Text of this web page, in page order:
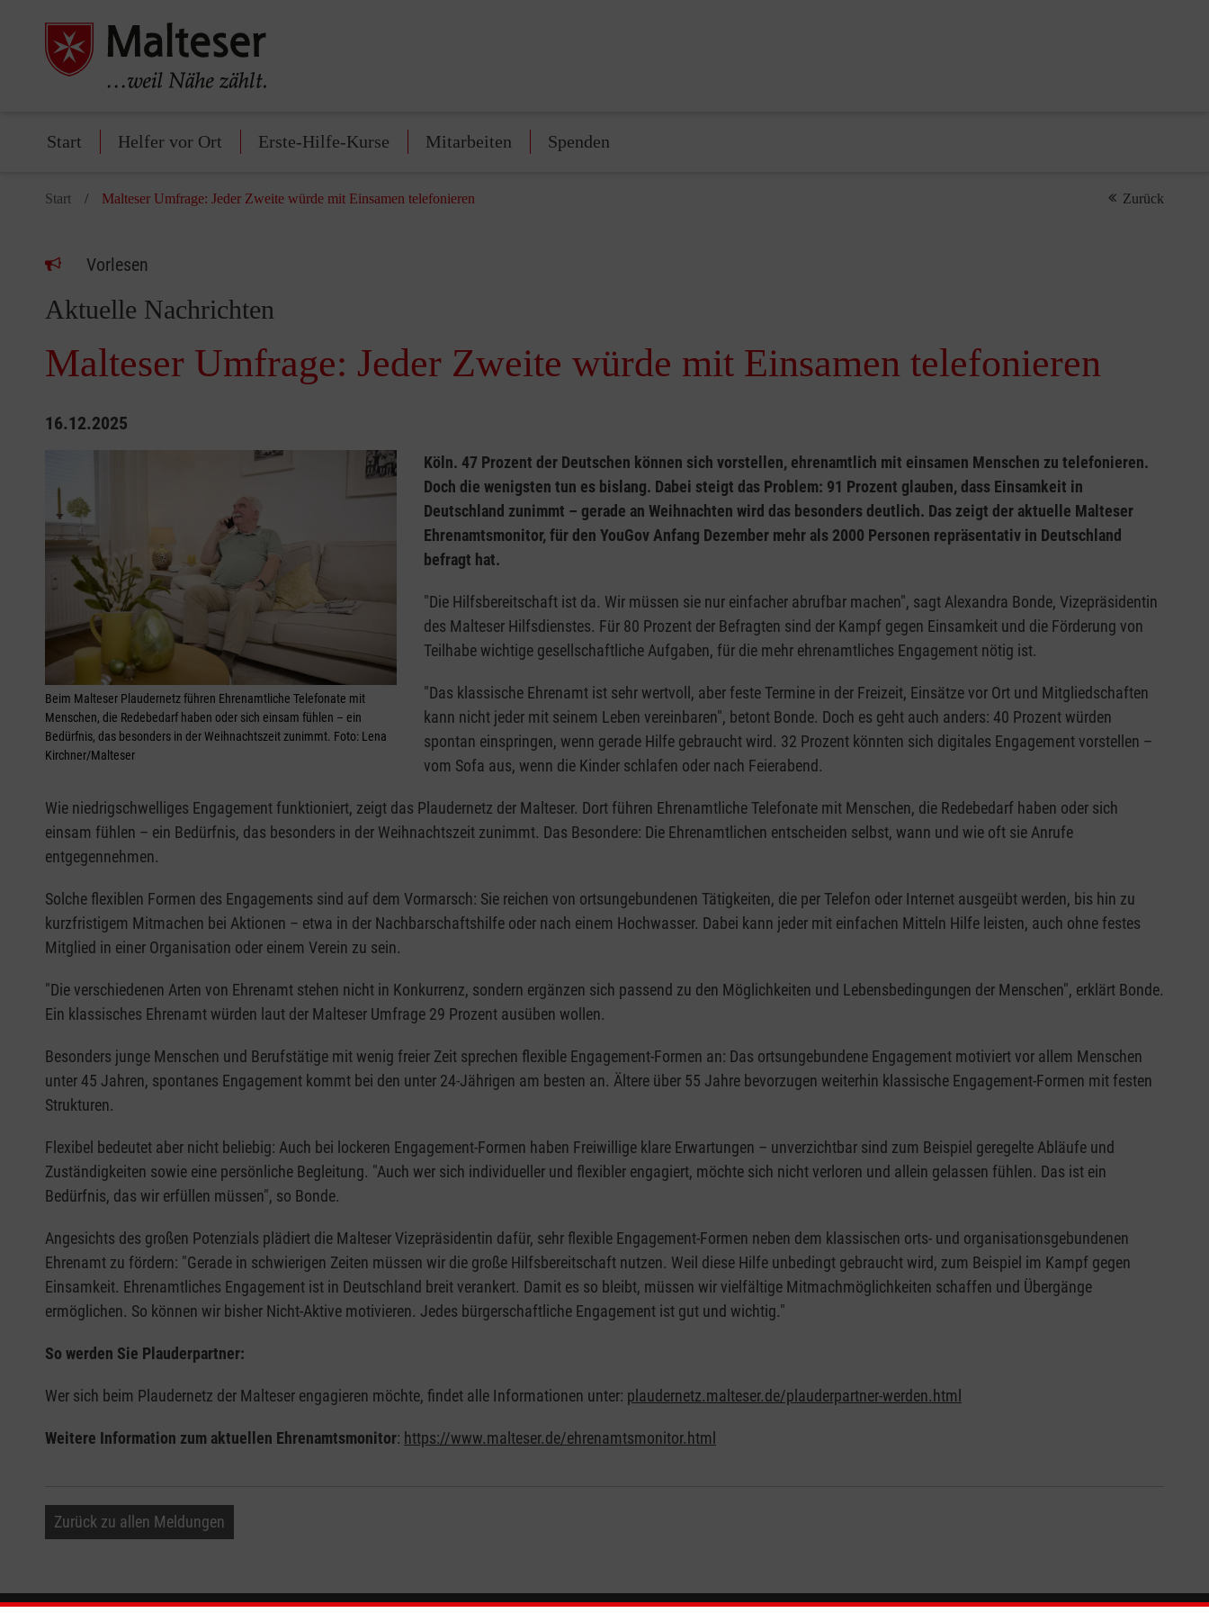
Start Helfer vor Ort Erste-Hilfe-Kurse Mitarbeiten Spenden
Start Malteser Umfrage: Jeder Zweite würde mit Einsamen telefonieren Zurück
Vorlesen
Aktuelle Nachrichten
Malteser Umfrage: Jeder Zweite würde mit Einsamen telefonieren
16.12.2025
Beim Malteser Plaudernetz führen Ehrenamtliche Telefonate mit
Menschen, die Redebedarf haben oder sich einsam fühlen – ein
Bedürfnis, das besonders in der Weihnachtszeit zunimmt. Foto: Lena
Kirchner/Malteser
Köln. 47 Prozent der Deutschen können sich vorstellen, ehrenamtlich mit einsamen Menschen zu telefonieren.
Doch die wenigsten tun es bislang. Dabei steigt das Problem: 91 Prozent glauben, dass Einsamkeit in
Deutschland zunimmt – gerade an Weihnachten wird das besonders deutlich. Das zeigt der aktuelle Malteser
Ehrenamtsmonitor, für den YouGov Anfang Dezember mehr als 2000 Personen repräsentativ in Deutschland
befragt hat.
"Die Hilfsbereitschaft ist da. Wir müssen sie nur einfacher abrufbar machen", sagt Alexandra Bonde, Vizepräsidentin
des Malteser Hilfsdienstes. Für 80 Prozent der Befragten sind der Kampf gegen Einsamkeit und die Förderung von
Teilhabe wichtige gesellschaftliche Aufgaben, für die mehr ehrenamtliches Engagement nötig ist.
"Das klassische Ehrenamt ist sehr wertvoll, aber feste Termine in der Freizeit, Einsätze vor Ort und Mitgliedschaften
kann nicht jeder mit seinem Leben vereinbaren", betont Bonde. Doch es geht auch anders: 40 Prozent würden
spontan einspringen, wenn gerade Hilfe gebraucht wird. 32 Prozent könnten sich digitales Engagement vorstellen –
vom Sofa aus, wenn die Kinder schlafen oder nach Feierabend.
Wie niedrigschwelliges Engagement funktioniert, zeigt das Plaudernetz der Malteser. Dort führen Ehrenamtliche Telefonate mit Menschen, die Redebedarf haben oder sich
einsam fühlen – ein Bedürfnis, das besonders in der Weihnachtszeit zunimmt. Das Besondere: Die Ehrenamtlichen entscheiden selbst, wann und wie oft sie Anrufe
entgegennehmen.
Solche flexiblen Formen des Engagements sind auf dem Vormarsch: Sie reichen von ortsungebundenen Tätigkeiten, die per Telefon oder Internet ausgeübt werden, bis hin zu
kurzfristigem Mitmachen bei Aktionen – etwa in der Nachbarschaftshilfe oder nach einem Hochwasser. Dabei kann jeder mit einfachen Mitteln Hilfe leisten, auch ohne festes
Mitglied in einer Organisation oder einem Verein zu sein.
"Die verschiedenen Arten von Ehrenamt stehen nicht in Konkurrenz, sondern ergänzen sich passend zu den Möglichkeiten und Lebensbedingungen der Menschen", erklärt Bonde.
Ein klassisches Ehrenamt würden laut der Malteser Umfrage 29 Prozent ausüben wollen.
Besonders junge Menschen und Berufstätige mit wenig freier Zeit sprechen flexible Engagement-Formen an: Das ortsungebundene Engagement motiviert vor allem Menschen
unter 45 Jahren, spontanes Engagement kommt bei den unter 24-Jährigen am besten an. Ältere über 55 Jahre bevorzugen weiterhin klassische Engagement-Formen mit festen
Strukturen.
Flexibel bedeutet aber nicht beliebig: Auch bei lockeren Engagement-Formen haben Freiwillige klare Erwartungen – unverzichtbar sind zum Beispiel geregelte Abläufe und
Zuständigkeiten sowie eine persönliche Begleitung. "Auch wer sich individueller und flexibler engagiert, möchte sich nicht verloren und allein gelassen fühlen. Das ist ein
Bedürfnis, das wir erfüllen müssen", so Bonde.
Angesichts des großen Potenzials plädiert die Malteser Vizepräsidentin dafür, sehr flexible Engagement-Formen neben dem klassischen orts- und organisationsgebundenen
Ehrenamt zu fördern: "Gerade in schwierigen Zeiten müssen wir die große Hilfsbereitschaft nutzen. Weil diese Hilfe unbedingt gebraucht wird, zum Beispiel im Kampf gegen
Einsamkeit. Ehrenamtliches Engagement ist in Deutschland breit verankert. Damit es so bleibt, müssen wir vielfältige Mitmachmöglichkeiten schaffen und Übergänge
ermöglichen. So können wir bisher Nicht-Aktive motivieren. Jedes bürgerschaftliche Engagement ist gut und wichtig."
So werden Sie Plauderpartner:
Wer sich beim Plaudernetz der Malteser engagieren möchte, findet alle Informationen unter: plaudernetz.malteser.de/plauderpartner-werden.html
Weitere Information zum aktuellen Ehrenamtsmonitor: https://www.malteser.de/ehrenamtsmonitor.html
Zurück zu allen Meldungen